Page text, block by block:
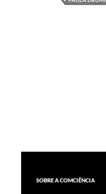
SOBRE A COMCIÊNCIA